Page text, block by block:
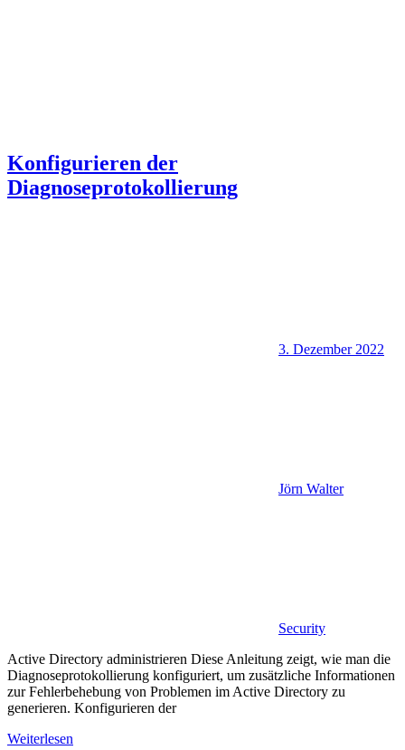
Konfigurieren der
Diagnoseprotokollierung
3. Dezember 2022
Jörn Walter
Security
Active Directory administrieren Diese Anleitung zeigt, wie man die
Diagnoseprotokollierung konfiguriert, um zusätzliche Informationen
zur Fehlerbehebung von Problemen im Active Directory zu
generieren. Konfigurieren der
Weiterlesen